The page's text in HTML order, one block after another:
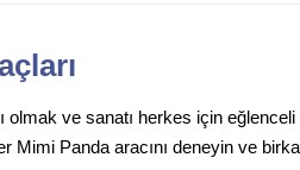
olmak ve sanatı herkes için
Mimi Panda aracını deneyin ve